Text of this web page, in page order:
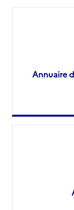
Annuaire